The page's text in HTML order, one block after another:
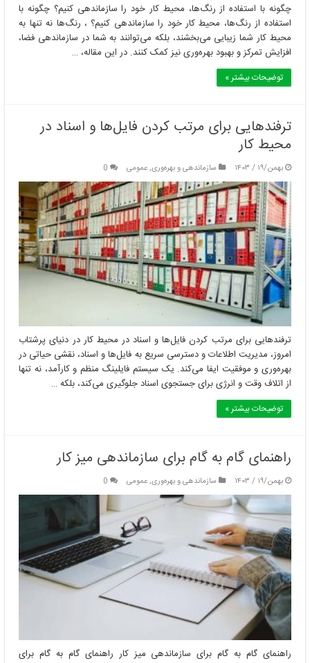
چگونه با استفاده از رنگ‌ها، محیط کار خود را سازماندهی کنیم؟ چگونه با
استفاده از رنگ‌ها، محیط کار خود را سازماندهی کنیم؟ ، رنگ‌ها نه تنها به
محیط کار شما زیبایی می‌بخشند، بلکه می‌توانند به شما در سازماندهی فضا،
افزایش تمرکز و بهبود بهره‌وری نیز کمک کنند. در این مقاله، …
توضیحات بیشتر »
ترفندهایی برای مرتب کردن فایل‌ها و اسناد در
محیط کار
بهمن/۱۹ / ۱۴۰۳ سازماندهی و بهره‌وری,عمومی 0
ترفندهایی برای مرتب کردن فایل‌ها و اسناد در محیط کار در دنیای پرشتاب
امروز، مدیریت اطلاعات و دسترسی سریع به فایل‌ها و اسناد، نقشی حیاتی در
بهره‌وری و موفقیت ایفا می‌کند. یک سیستم فایلینگ منظم و کارآمد، نه تنها
از اتلاف وقت و انرژی برای جستجوی اسناد جلوگیری می‌کند، بلکه …
توضیحات بیشتر »
راهنمای گام به گام برای سازماندهی میز کار
بهمن/۱۹ / ۱۴۰۳ سازماندهی و بهره‌وری,عمومی 0
راهنمای گام به گام برای سازماندهی میز کار راهنمای گام به گام برای